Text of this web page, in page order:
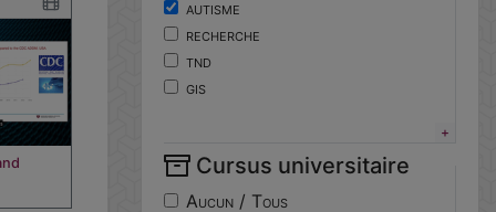
autisme
recherche
tnd
gis
neuro-developpement
translationnelle
Cursus universitaire
Aucun / Tous